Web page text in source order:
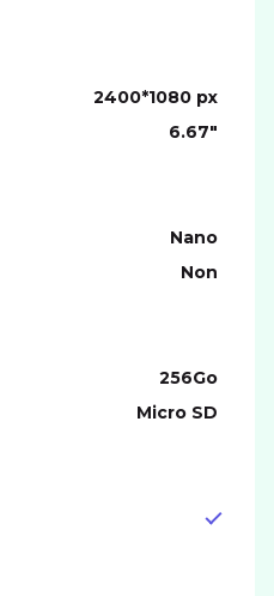
2400*1080 px
6.67"
nano
Non
256Go
Micro SD